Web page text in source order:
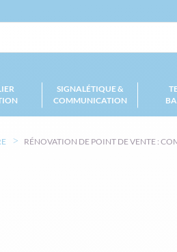
SIGNALÉTIQUE &
COMMUNICATION
RÉNOVATION DE POINT DE VENTE :